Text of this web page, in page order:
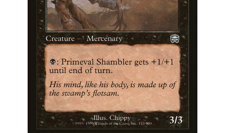
ARMA TU MAZO